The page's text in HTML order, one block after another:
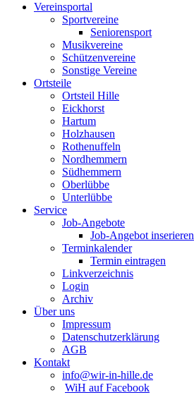
Vereinsportal
Sportvereine
Seniorensport
Musikvereine
Schützenvereine
Sonstige Vereine
Ortsteile
Ortsteil Hille
Eickhorst
Hartum
Holzhausen
Rothenuffeln
Nordhemmern
Südhemmern
Oberlübbe
Unterlübbe
Service
Job-Angebote
Job-Angebot inserieren
Terminkalender
Termin eintragen
Linkverzeichnis
Login
Archiv
Über uns
Impressum
Datenschutzerklärung
AGB
Kontakt
info@wir-in-hille.de
WiH auf Facebook